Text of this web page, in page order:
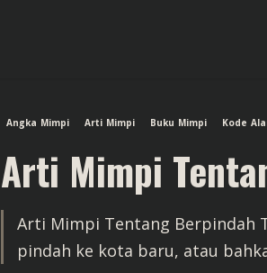
Angka Mimpi Arti Mimpi Buku Mimpi Kode
Arti Mimpi
Arti Mimpi Tentang Berpindah
pindah ke kota baru, atau